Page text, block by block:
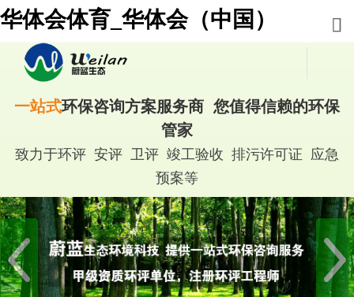
华体会体育_华体会（中国）
一站式环保咨询方案服务商 您值得信赖的环保
管家
致力于环评 安评 卫评 竣工验收 排污许可证 应急
预案等